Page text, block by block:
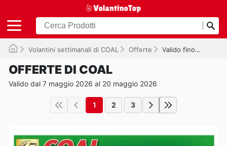
Volantini settimanali di COAL Offerte Valido fino al 20/05/2026
OFFERTE DI COAL
Valido dal 7 maggio 2026 al 20 maggio 2026
1 2 3